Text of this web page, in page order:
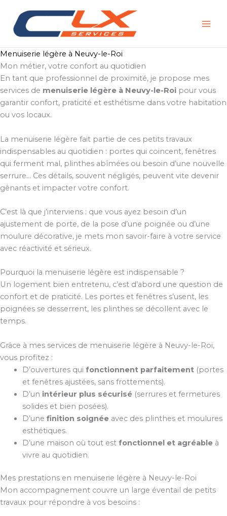
contenu
Menuiserie légère à Neuvy-le-Roi
Mon métier, votre confort au quotidien
En tant que professionnel de proximité, je propose mes
services de menuiserie légère à Neuvy-le-Roi pour vous
garantir confort, praticité et esthétisme dans votre habitation
ou vos locaux.
La menuiserie légère fait partie de ces petits travaux
indispensables au quotidien : portes qui coincent, fenêtres
qui ferment mal, plinthes abîmées ou besoin d’une nouvelle
serrure… Ces détails, souvent négligés, peuvent vite devenir
gênants et impacter votre confort.
C’est là que j’interviens : que vous ayez besoin d’un
ajustement de porte, de la pose d’une poignée ou d’une
moulure décorative, je mets mon savoir-faire à votre service
avec réactivité et sérieux.
Pourquoi la menuiserie légère est indispensable ?
Un logement bien entretenu, c’est d’abord une question de
confort et de praticité. Les portes et fenêtres s’usent, les
poignées se desserrent, les plinthes se décollent avec le
temps.
Grâce à mes services de menuiserie légère à Neuvy-le-Roi,
vous profitez :
D’ouvertures qui fonctionnent parfaitement(portes
et fenêtres ajustées, sans frottements).
D’un intérieur plus sécurisé(serrures et fermetures
solides et bien posées).
D’une finition soignéeavec des plinthes et moulures
esthétiques.
D’une maison où tout est fonctionnel et agréableà
vivre au quotidien.
Mes prestations en menuiserie légère à Neuvy-le-Roi
Mon accompagnement couvre un large éventail de petits
travaux pour répondre à vos besoins :